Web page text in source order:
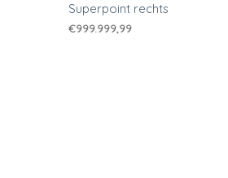
Superpoint rechts
€999.999,99